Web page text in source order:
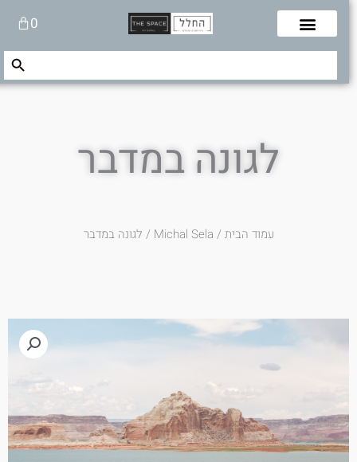
0עגלת
קניות
Search
Search Button
לגונה במדבר
עמוד הבית/
Michal Sela/ לגונה במדבר